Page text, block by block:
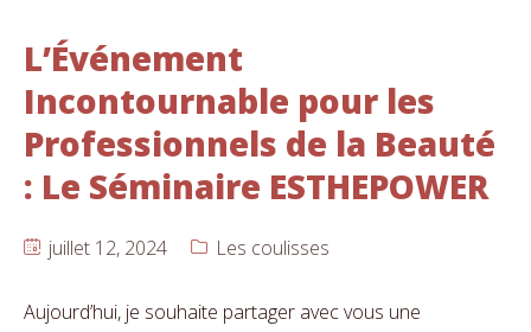
L’Événement
Incontournable pour les
Professionnels de la Beauté
: Le Séminaire ESTHEPOWER
juillet 12, 2024 Les coulisses
Aujourd’hui, je souhaite partager avec vous une